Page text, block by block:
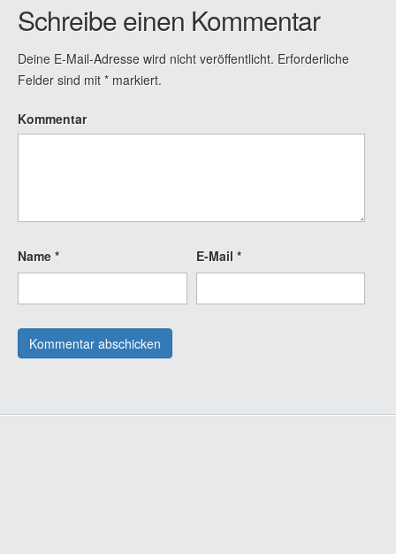
Schreibe einen Kommentar
Deine E-Mail-Adresse wird nicht veröffentlicht. Erforderliche
Felder sind mit * markiert.
Kommentar
Name * E-Mail *